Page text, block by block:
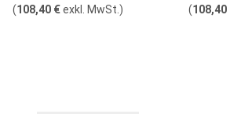
(108,40 €exkl. MwSt. ) (108,40